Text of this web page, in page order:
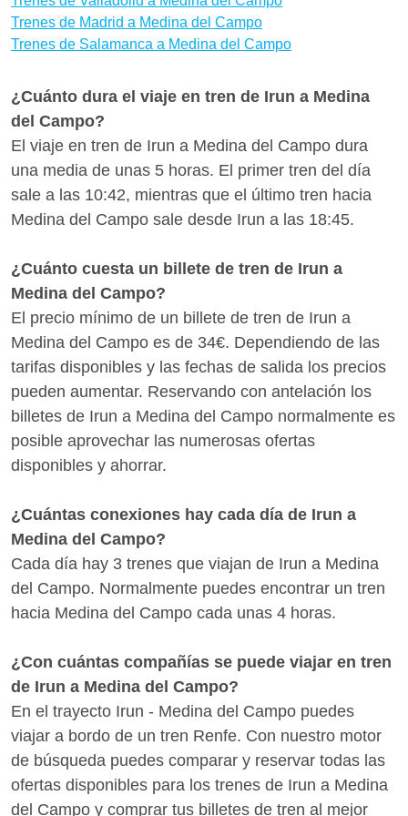
Trenes de Madrid a Medina del Campo
Trenes de Salamanca a Medina del Campo
¿Cuánto dura el viaje en tren de Irun a Medina
del Campo?
El viaje en tren de Irun a Medina del Campo dura
una media de unas 5 horas. El primer tren del día
sale a las 10:42, mientras que el último tren hacia
Medina del Campo sale desde Irun a las 18:45.
¿Cuánto cuesta un billete de tren de Irun a
Medina del Campo?
El precio mínimo de un billete de tren de Irun a
Medina del Campo es de 34€. Dependiendo de las
tarifas disponibles y las fechas de salida los precios
pueden aumentar. Reservando con antelación los
billetes de Irun a Medina del Campo normalmente es
posible aprovechar las numerosas ofertas
disponibles y ahorrar.
¿Cuántas conexiones hay cada día de Irun a
Medina del Campo?
Cada día hay 3 trenes que viajan de Irun a Medina
del Campo. Normalmente puedes encontrar un tren
hacia Medina del Campo cada unas 4 horas.
¿Con cuántas compañías se puede viajar en tren
de Irun a Medina del Campo?
En el trayecto Irun - Medina del Campo puedes
viajar a bordo de un tren Renfe. Con nuestro motor
de búsqueda puedes comparar y reservar todas las
ofertas disponibles para los trenes de Irun a Medina
del Campo y comprar tus billetes de tren al mejor